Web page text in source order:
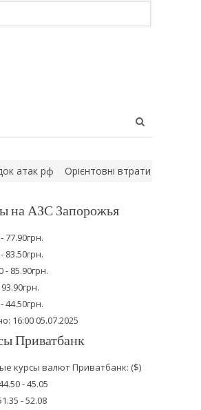
рф Орієнтовні втрати ворога на 8
на АЗС Запорожья
77.90грн.
83.50грн.
- 85.90грн.
44.50грн.
16:00 05.07.2025
Приватбанк
курсы валют Приватбанк: ($)
- 45.05
- 52.08